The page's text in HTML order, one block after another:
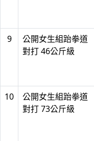
9
公開女生組跆拳道
對打 46公斤級
10
公開女生組跆拳道
對打 73公斤級